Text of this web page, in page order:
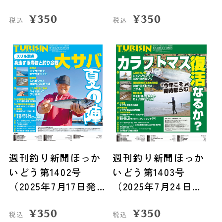
税込 ¥350 税込 ¥350
週刊釣り新聞ほっか
いどう第1402号
（2025年7月17日発
税込 ¥350
週刊釣り新聞ほっか
いどう第1403号
（2025年7月24日発
税込 ¥350